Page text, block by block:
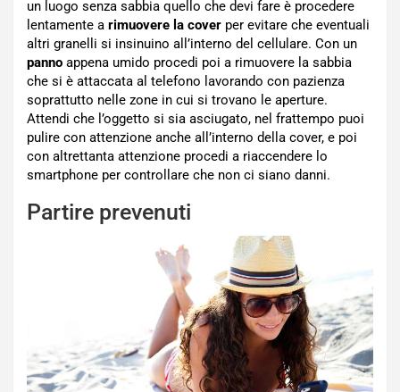
un luogo senza sabbia quello che devi fare è procedere
lentamente a rimuovere la cover per evitare che eventuali
altri granelli si insinuino all’interno del cellulare. Con un
panno appena umido procedi poi a rimuovere la sabbia
che si è attaccata al telefono lavorando con pazienza
soprattutto nelle zone in cui si trovano le aperture.
Attendi che l’oggetto si sia asciugato, nel frattempo puoi
pulire con attenzione anche all’interno della cover, e poi
con altrettanta attenzione procedi a riaccendere lo
smartphone per controllare che non ci siano danni.
Partire prevenuti